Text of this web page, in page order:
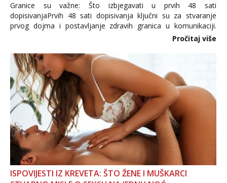
Granice su važne: Što izbjegavati u prvih 48 sati
dopisivanjaPrvih 48 sati dopisivanja ključni su za stvaranje
prvog dojma i postavljanje zdravih granica u komunikaciji.
Važno je izbjeći prebrzo otkrivanje osobnih ili intimnih
informacija, jer nepoznata osoba još nije zaslužila to
povjerenje. Takođe...
Pročitaj više
ISPOVIJESTI IZ KREVETA: ŠTO ŽENE I MUŠKARCI